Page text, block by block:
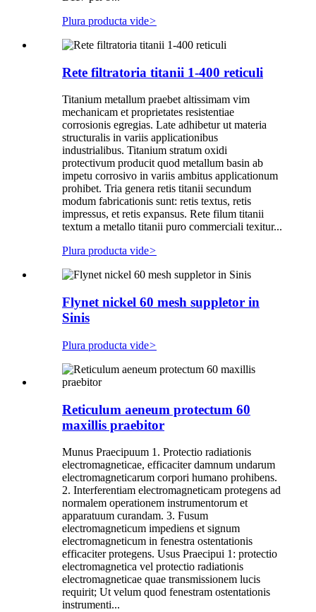
Plura producta vide>
Rete filtratoria titanii 1-400 reticuli
Titanium metallum praebet altissimam vim
mechanicam et proprietates resistentiae
corrosionis egregias. Late adhibetur ut materia
structuralis in variis applicationibus
industrialibus. Titanium stratum oxidi
protectivum producit quod metallum basin ab
impetu corrosivo in variis ambitus applicationum
prohibet. Tria genera retis titanii secundum
modum fabricationis sunt: ​​retis textus, retis
impressus, et retis expansus. Rete filum titanii
textum a metallo titanii puro commerciali texitur...
Plura producta vide>
Flynet nickel 60 mesh suppletor in
Sinis
Plura producta vide>
Reticulum aeneum protectum 60
maxillis praebitor
Munus Praecipuum 1. Protectio radiationis
electromagneticae, efficaciter damnum undarum
electromagneticarum corpori humano prohibens.
2. Interferentiam electromagneticam protegens ad
normalem operationem instrumentorum et
apparatuum curandam. 3. Fusum
electromagneticum impediens et signum
electromagneticum in fenestra ostentationis
efficaciter protegens. Usus Praecipui 1: protectio
electromagnetica vel protectio radiationis
electromagneticae quae transmissionem lucis
requirit; Ut velum quod fenestram ostentationis
instrumenti...